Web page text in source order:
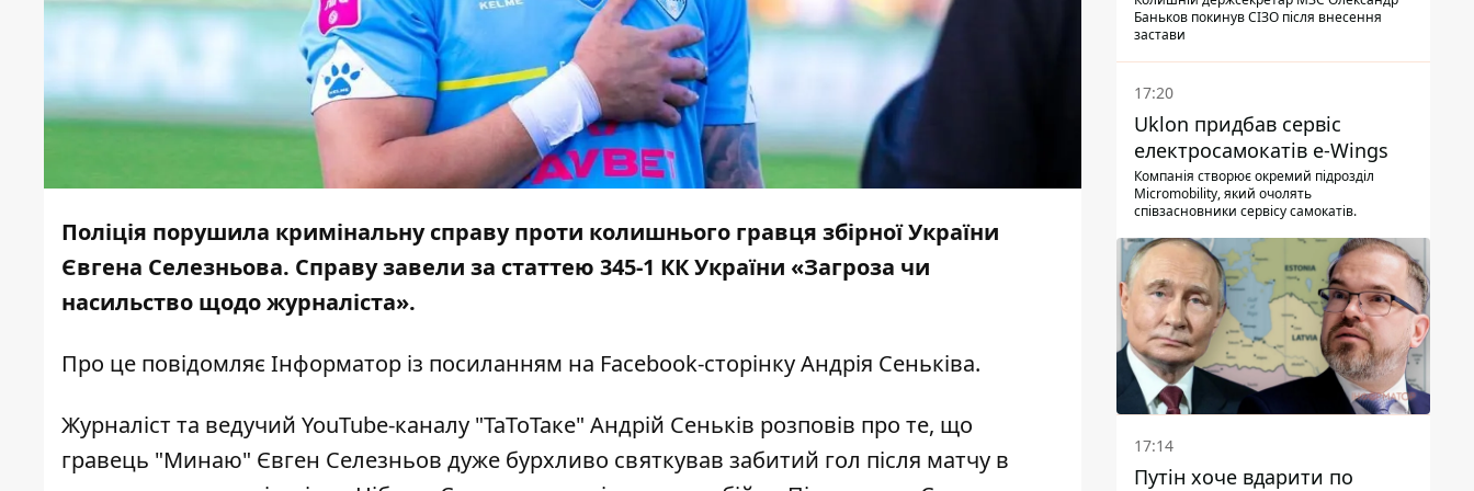
Поліція порушила кримінальну справу проти колишнього гравця збірної України
Євгена Селезньова. Справу завели за статтею 345-1 КК України «Загроза чи
насильство щодо журналіста».
Про це повідомляє Інформатор із посиланням на Facebook-сторінку Андрія Сеньківа.
Журналіст та ведучий YouTube-каналу "ТаТоТаке" Андрій Сеньків розповів про те, що
гравець "Минаю" Євген Селезньов дуже бурхливо святкував забитий гол після матчу в
Баньков покинув СІЗО після внесення
застави
17:20
Uklon придбав сервіс
електросамокатів e-Wings
Компанія створює окремий підрозділ
Micromobility, який очолять
співзасновники сервісу самокатів.
17:14
Путін хоче вдарити по